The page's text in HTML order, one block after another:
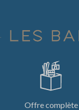
Offre complète